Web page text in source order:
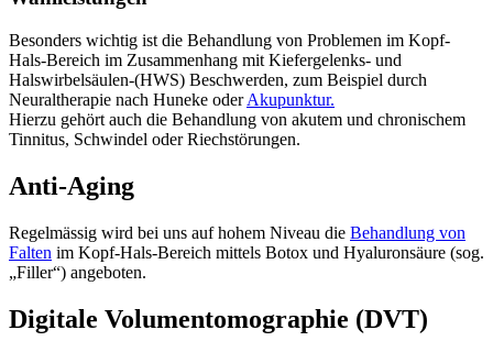
Besonders wichtig ist die Behandlung von Problemen im Kopf-
Hals-Bereich im Zusammenhang mit Kiefergelenks- und
Halswirbelsäulen-(HWS) Beschwerden, zum Beispiel durch
Neuraltherapie nach Huneke oderAkupunktur.
Hierzu gehört auch die Behandlung von akutem und chronischem
Tinnitus, Schwindel oder Riechstörungen.
Anti-Aging
Regelmässig wird bei uns auf hohem Niveau die Behandlung von
Falten im Kopf-Hals-Bereich mittels Botox und Hyaluronsäure (sog.
„Filler“) angeboten.
Digitale Volumentomographie (DVT)